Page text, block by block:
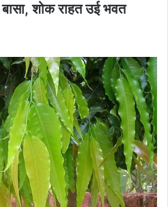
शोक राहत उई भवत